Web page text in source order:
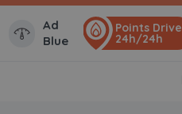
Ad
Blue
Points Drive
24h/24h